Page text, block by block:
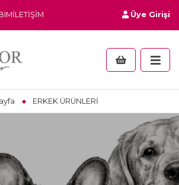
İLETIŞIM Üye Girişi
ERKEK ÜRÜNLERİ